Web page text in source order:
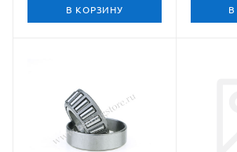
В КОРЗИНУ